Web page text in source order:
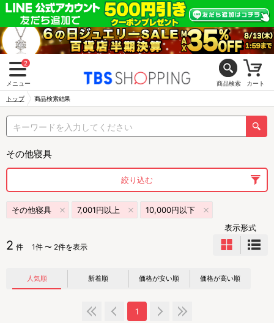
2
メニュー 商品検索 カート
トップ 商品検索結果
その他寝具
絞り込む
その他寝具 7,001円以上 10,000円以下
2 件 1件 〜 2件を表示
表示形式
人気順 新着順 価格が安い順 価格が高い順
1